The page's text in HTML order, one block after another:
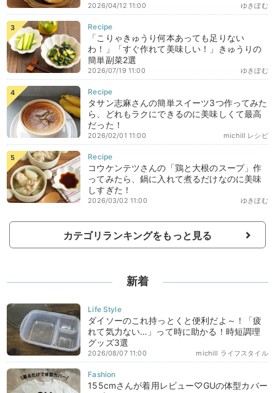
ゆきぼむ
2026/04/12 11:00
「こりゃきゅうり何本あっても足りない
わ！」「すぐ作れて美味しい！」きゅうりの
簡単副菜2選
ゆきぼむ
2026/07/19 11:00
タサン志麻さんの簡単スイーツ3つ作ってみた
ら、どれもラクにできるのに美味しくて最高
だった！
michill レシピ
2026/02/01 11:00
コウケンテツさんの「鶏と大根のスープ」作
ってみたら、鍋に入れて煮るだけなのに美味
しすぎた！
ゆきぼむ
2026/03/02 11:00
カテゴリランキングをもっと見る
新着
ダイソーのこれ持っとくと便利だよ～！「疲
れて気力ない…」って時に助かる！時短調理
グッズ3選
michill ライフスタイル
2026/08/07 11:00
155cmさんが着用レビュー♡GUの体型カバー